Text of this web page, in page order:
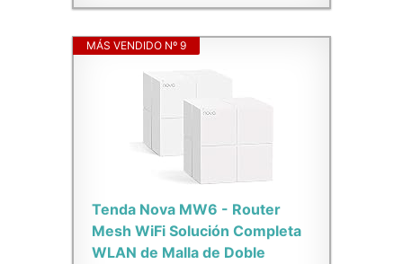
MÁS VENDIDO Nº 9
Tenda Nova MW6 - Router
Mesh WiFi Solución Completa
WLAN de Malla de Doble